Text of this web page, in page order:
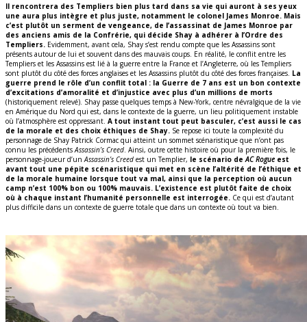
Il rencontrera des Templiers bien plus tard dans sa vie qui auront à ses yeux
une aura plus intègre et plus juste, notamment le colonel James Monroe. Mais
c’est plutôt un serment de vengeance, de l’assassinat de James Monroe par
des anciens amis de la Confrérie, qui décide Shay à adhérer à l’Ordre des
Templiers. Evidemment, avant cela, Shay s’est rendu compte que les Assassins sont
présents autour de lui et souvent dans des mauvais coups. En réalité, le conflit entre les
Templiers et les Assassins est lié à la guerre entre la France et l’Angleterre, où les Templiers
sont plutôt du côté des forces anglaises et les Assassins plutôt du côté des forces françaises. La
guerre prend le rôle d’un conflit total : la Guerre de 7 ans est un bon contexte
d’excitations d’amoralité et d’injustice avec plus d’un millions de morts
(historiquement relevé). Shay passe quelques temps à New-York, centre névralgique de la vie
en Amérique du Nord qui est, dans le contexte de la guerre, un lieu politiquement instable
où l’atmosphère est oppressant. A tout instant tout peut basculer, c’est aussi le cas
de la morale et des choix éthiques de Shay. Se repose ici toute la complexité du
personnage de Shay Patrick Cormac qui atteint un sommet scénaristique que n’ont pas
connu les précédents Assassin’s Creed . Ainsi, outre cette histoire où pour la première fois, le
personnage-joueur d’un Assassin’s Creed est un Templier, le scénario de AC Rogue est
avant tout une pépite scénaristique qui met en scène l’altérité de l’éthique et
de la morale humaine lorsque tout va mal, ainsi que la perception où aucun
camp n’est 100% bon ou 100% mauvais. L’existence est plutôt faite de choix
où à chaque instant l’humanité personnelle est interrogée. Ce qui est d’autant
plus difficile dans un contexte de guerre totale que dans un contexte où tout va bien.